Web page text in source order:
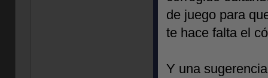
de juego para
te hace falta el
Y una